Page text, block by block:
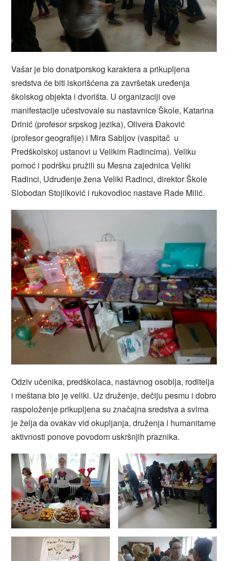
Vašar je bio donatporskog karaktera a prikupljena
sredstva će biti iskorišćena za završetak uređenja
školskog objekta i dvorišta. U organizaciji ove
manifestacije učestvovale su nastavnice Škole, Katarina
Drinić (profesor srpskog jezika), Olivera Đaković
(profesor geografije) i Mira Sabljov (vaspitač u
Predškolskoj ustanovi u Velikim Radincima). Veliku
pomoć i podršku pružili su Mesna zajednica Veliki
Radinci, Udruđenje žena Veliki Radinci, direktor Škole
Slobodan Stojilković i rukovodioc nastave Rade Milić.
Odziv učenika, predškolaca, nastavnog osoblja, roditelja
i meštana bio je veliki. Uz druženje, dečiju pesmu i dobro
raspoloženje prikupljena su značajna sredstva a svima
je želja da ovakav vid okupljanja, druženja i humanitarne
aktivnosti ponove povodom uskršnjih praznika.